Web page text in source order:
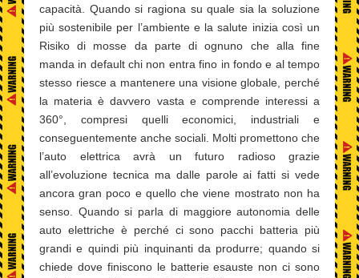
capacità. Quando si ragiona su quale sia la soluzione
più sostenibile per l’ambiente e la salute inizia così un
Risiko di mosse da parte di ognuno che alla fine
manda in default chi non entra fino in fondo e al tempo
stesso riesce a mantenere una visione globale, perché
la materia è davvero vasta e comprende interessi a
360°, compresi quelli economici, industriali e
conseguentemente anche sociali. Molti promettono che
l’auto elettrica avrà un futuro radioso grazie
all’evoluzione tecnica ma dalle parole ai fatti si vede
ancora gran poco e quello che viene mostrato non ha
senso. Quando si parla di maggiore autonomia delle
auto elettriche è perché ci sono pacchi batteria più
grandi e quindi più inquinanti da produrre; quando si
chiede dove finiscono le batterie esauste non ci sono